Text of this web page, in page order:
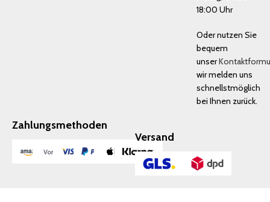
18:00 Uhr
Oder nutzen Sie
bequem
unser
wir melden uns
schnellstmöglich
bei Ihnen zurück.
Zahlungsmethoden
Versand